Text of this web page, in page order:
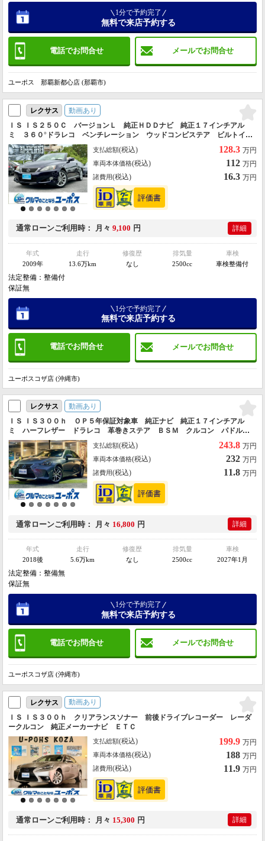
電話でお問合せ メールでお問合せ
1分で予約完了
無料で来店予約する
ユーポス 那覇新都心店 (那覇市)
レクサス
動画あり
ＩＳ ＩＳ２５０Ｃ バージョンＬ 純正ＨＤＤナビ 純正１７インチアル
ミ ３６０°ドラレコ ベンチレーション ウッドコンビステア ビルトイン
ＥＴＣ レザーシート クルーズコントロール パドルシフト 両席パワー
シート／シートメモリー
支払総額(税込) 128.3 万円
車両本体価格(税込) 112 万円
諸費用(税込) 16.3 万円
通常ローンご利用時 月々 9,100 円 詳細
年式
2009年
走行
13.6万km
修復歴
なし
排気量
2500cc
車検
車検整備付
法定整備：整備付
保証無
電話でお問合せ メールでお問合せ
1分で予約完了
無料で来店予約する
ユーポスコザ店 (沖縄市)
レクサス
動画あり
ＩＳ ＩＳ３００ｈ ＯＰ５年保証対象車 純正ナビ 純正１７インチアル
ミ ハーフレザー ドラレコ 革巻きステア ＢＳＭ クルコン パドルシ
フト シートヒーター 電動チルト コーナーセンサー オートハイビーム
支払総額(税込) 243.8 万円
車両本体価格(税込) 232 万円
諸費用(税込) 11.8 万円
通常ローンご利用時 月々 16,800 円 詳細
年式
2018後
走行
5.6万km
修復歴
なし
排気量
2500cc
車検
2027年1月
法定整備：整備無
保証無
電話でお問合せ メールでお問合せ
1分で予約完了
無料で来店予約する
ユーポスコザ店 (沖縄市)
レクサス
動画あり
ＩＳ ＩＳ３００ｈ クリアランスソナー 前後ドライブレコーダー レーダ
ークルコン 純正メーカーナビ ＥＴＣ
支払総額(税込) 199.9 万円
車両本体価格(税込) 188 万円
諸費用(税込) 11.9 万円
通常ローンご利用時 月々 15,300 円 詳細